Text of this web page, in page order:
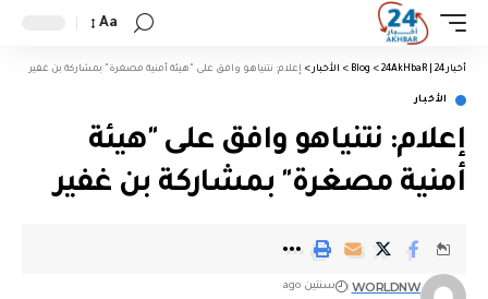
Aa
أخبار 24 | 24AkHbaR >
Blog
> الأخبار > إعلام: نتنياهو وافق على "هيئة أمنية مصغرة" بمشاركة بن غفير
الأخبار
إعلام: نتنياهو وافق على "هيئة
أمنية مصغرة" بمشاركة بن غفير
WORLDNW سنتين ago